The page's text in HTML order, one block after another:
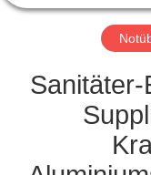
UNS